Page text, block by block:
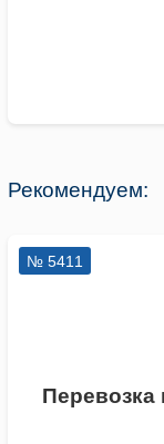
Рекомендуем:
№ 5411
Перевозка